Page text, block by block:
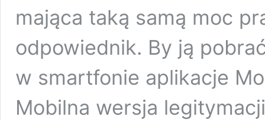
mająca taką samą moc
odpowiednik. By ją
w smartfonie aplikacje
Mobilna wersja